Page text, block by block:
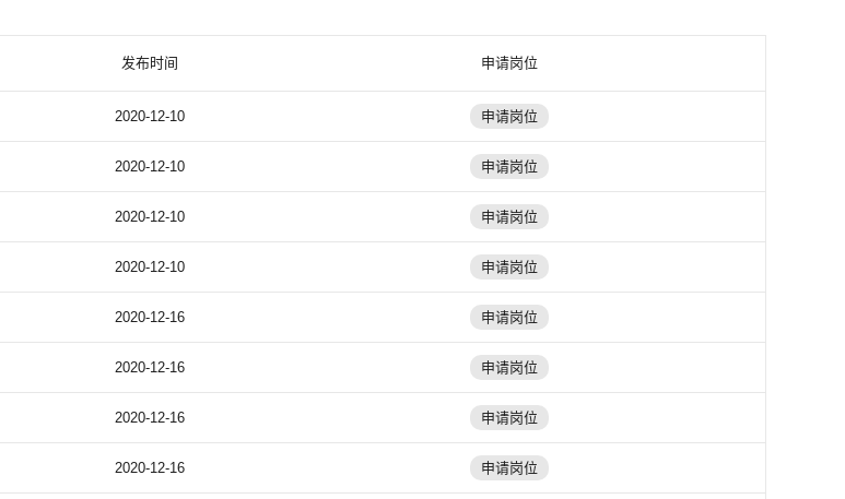
发布时间 申请岗位
2020-12-10 申请岗位
2020-12-10 申请岗位
2020-12-10 申请岗位
2020-12-10 申请岗位
2020-12-16 申请岗位
2020-12-16 申请岗位
2020-12-16 申请岗位
2020-12-16 申请岗位